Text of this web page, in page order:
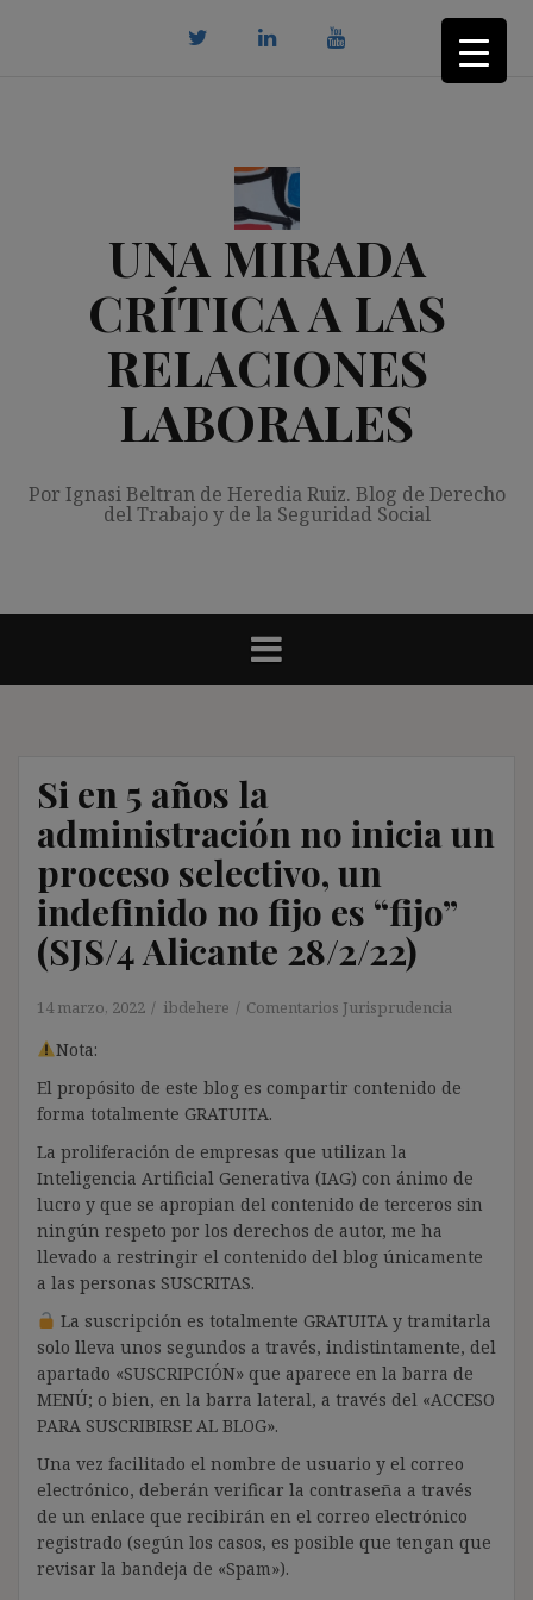
UNA MIRADA
CRÍTICA A LAS
RELACIONES
LABORALES
Por Ignasi Beltran de Heredia Ruiz. Blog de Derecho
del Trabajo y de la Seguridad Social
Si en 5 años la
administración no inicia un
proceso selectivo, un
indefinido no fijo es “fijo”
(SJS/4 Alicante 28/2/22)
14 marzo, 2022 ibdehere Comentarios Jurisprudencia
Nota:
El propósito de este blog es compartir contenido de
forma totalmente GRATUITA.
La proliferación de empresas que utilizan la
Inteligencia Artificial Generativa (IAG) con ánimo de
lucro y que se apropian del contenido de terceros sin
ningún respeto por los derechos de autor, me ha
llevado a restringir el contenido del blog únicamente
a las personas SUSCRITAS.
La suscripción es totalmente GRATUITA y tramitarla
solo lleva unos segundos a través, indistintamente, del
apartado «SUSCRIPCIÓN» que aparece en la barra de
MENÚ; o bien, en la barra lateral, a través del «ACCESO
PARA SUSCRIBIRSE AL BLOG».
Una vez facilitado el nombre de usuario y el correo
electrónico, deberán verificar la contraseña a través
de un enlace que recibirán en el correo electrónico
registrado (según los casos, es posible que tengan que
revisar la bandeja de «Spam»).